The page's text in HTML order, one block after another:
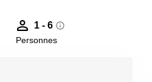
1 - 6
Personnes